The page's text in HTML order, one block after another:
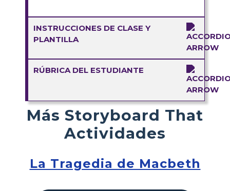
INSTRUCCIONES DE CLASE Y
PLANTILLA
RÚBRICA DEL ESTUDIANTE
Más Storyboard That
Actividades
La Tragedia de Macbeth